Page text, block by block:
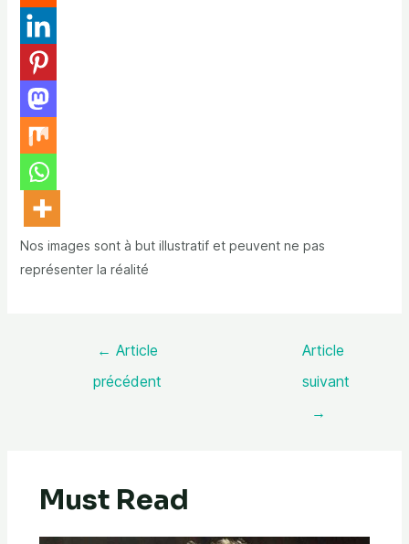
Nos images sont à but illustratif et peuvent ne pas
représenter la réalité
← Article
précédent
Article
suivant
→
Must Read